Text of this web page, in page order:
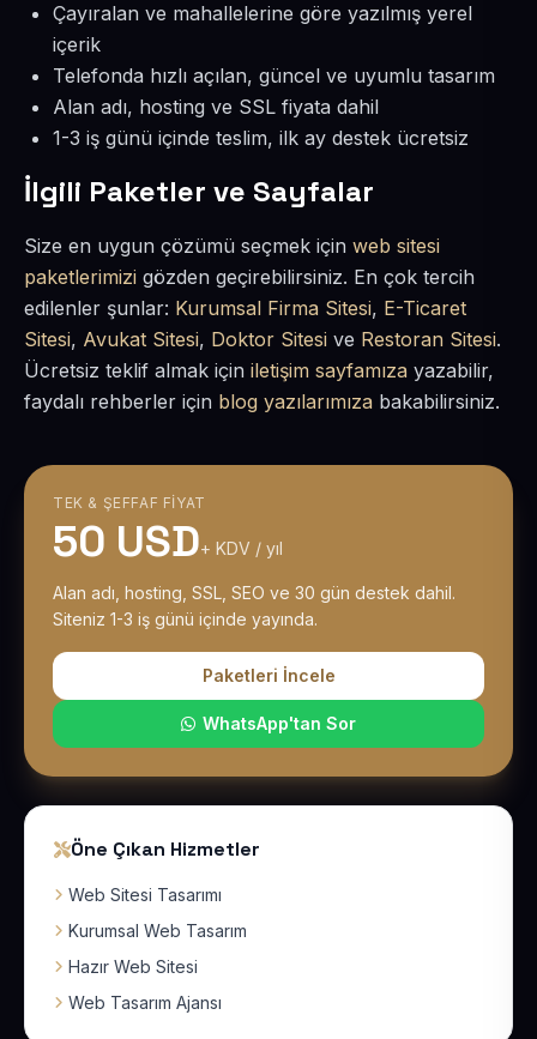
Çayıralan ve mahallelerine göre yazılmış yerel
içerik
Telefonda hızlı açılan, güncel ve uyumlu tasarım
Alan adı, hosting ve SSL fiyata dahil
1-3 iş günü içinde teslim, ilk ay destek ücretsiz
İlgili Paketler ve Sayfalar
Size en uygun çözümü seçmek için web sitesi
paketlerimizi gözden geçirebilirsiniz. En çok tercih
edilenler şunlar: Kurumsal Firma Sitesi, E-Ticaret
Sitesi, Avukat Sitesi, Doktor Sitesi ve Restoran Sitesi.
Ücretsiz teklif almak için iletişim sayfamıza yazabilir,
faydalı rehberler için blog yazılarımıza bakabilirsiniz.
TEK & ŞEFFAF FIYAT
50 USD+ KDV / yıl
Alan adı, hosting, SSL, SEO ve 30 gün destek dahil.
Siteniz 1-3 iş günü içinde yayında.
Paketleri İncele
WhatsApp'tan Sor
Öne Çıkan Hizmetler
Web Sitesi Tasarımı
Kurumsal Web Tasarım
Hazır Web Sitesi
Web Tasarım Ajansı